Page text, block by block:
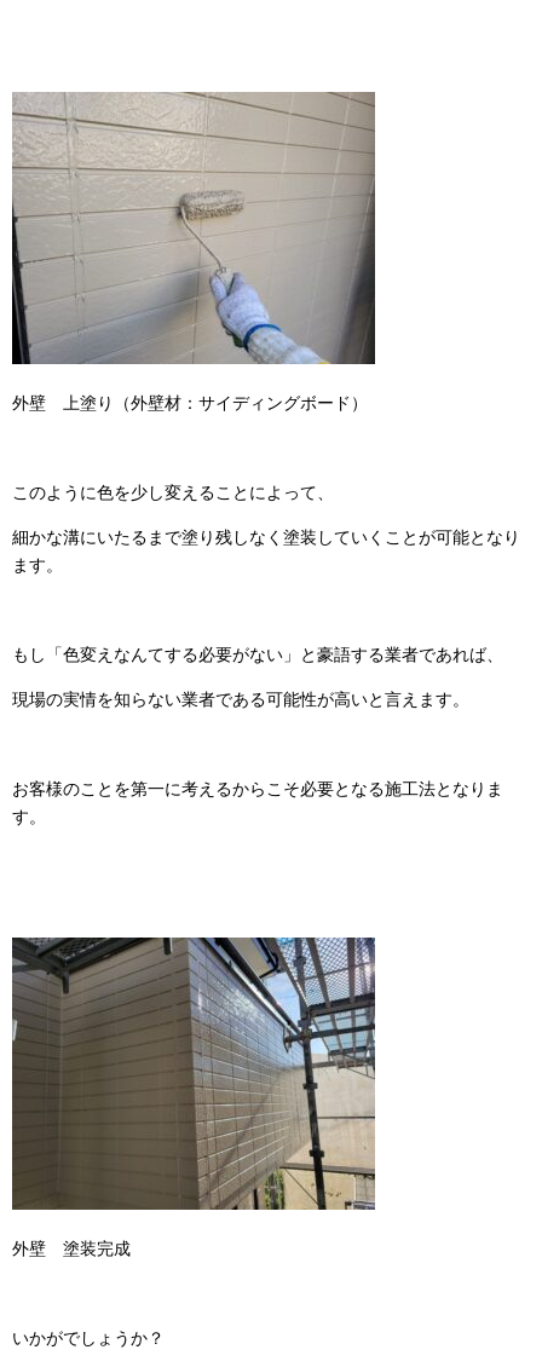
外壁 上塗り（外壁材：サイディングボード）
このように色を少し変えることによって、
細かな溝にいたるまで塗り残しなく塗装していくことが可能となり
ます。
もし「色変えなんてする必要がない」と豪語する業者であれば、
現場の実情を知らない業者である可能性が高いと言えます。
お客様のことを第一に考えるからこそ必要となる施工法となりま
す。
外壁 塗装完成
いかがでしょうか？